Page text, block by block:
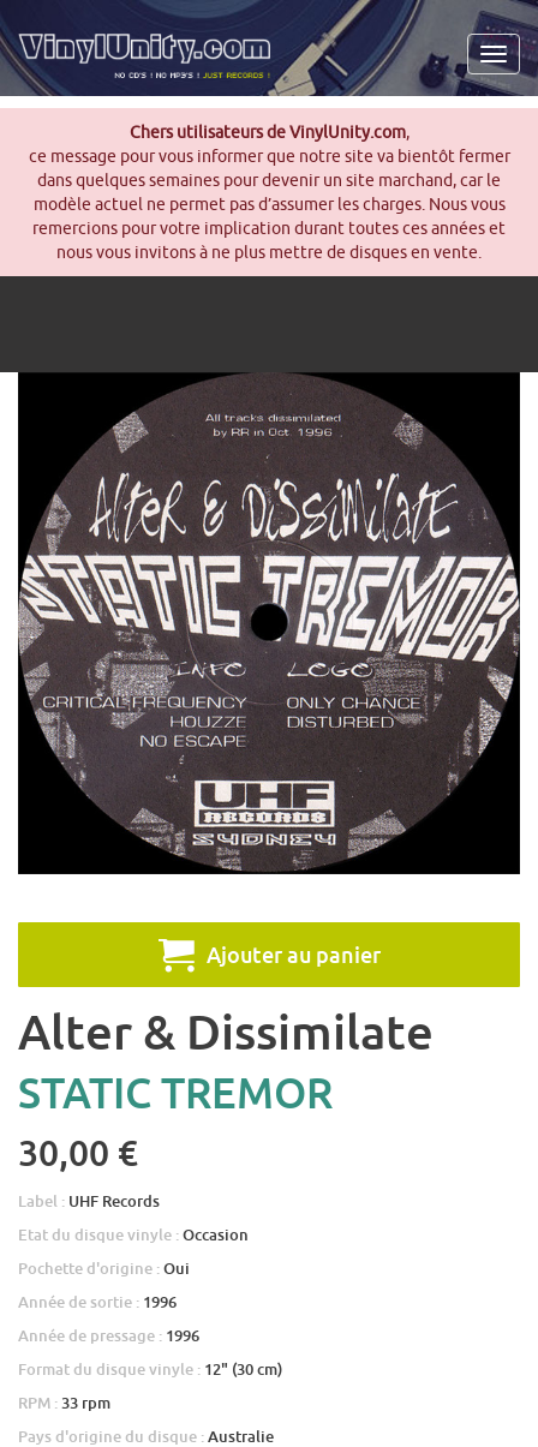
Chers utilisateurs de VinylUnity.com,
ce message pour vous informer que notre site va bientôt fermer
dans quelques semaines pour devenir un site marchand, car le
modèle actuel ne permet pas d’assumer les charges. Nous vous
remercions pour votre implication durant toutes ces années et
nous vous invitons à ne plus mettre de disques en vente.
Ajouter au panier
Alter & Dissimilate
STATIC TREMOR
30,00 €
Label : UHF Records
Etat du disque vinyle :Occasion
Pochette d'origine :Oui
Année de sortie : 1996
Année de pressage : 1996
Format du disque vinyle : 12" (30 cm)
RPM : 33 rpm
Pays d'origine du disque :Australie